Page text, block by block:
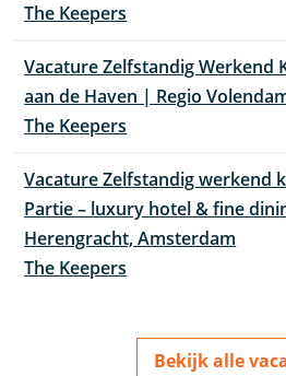
The Keepers
Vacature Zelfstandig Werkend
aan de Haven | Regio
The Keepers
Vacature Zelfstandig werkend
Partie – luxury hotel & fine
Herengracht, Amsterdam
The Keepers
Bekijk alle